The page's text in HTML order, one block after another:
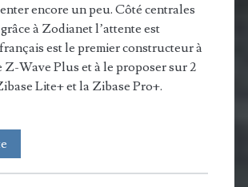
encore un peu. Côté centrales
à Zodianet l’attente est
est le premier constructeur à
Z-Wave Plus et à le proposer sur 2
Lite+ et la Zibase Pro+.
Zibases